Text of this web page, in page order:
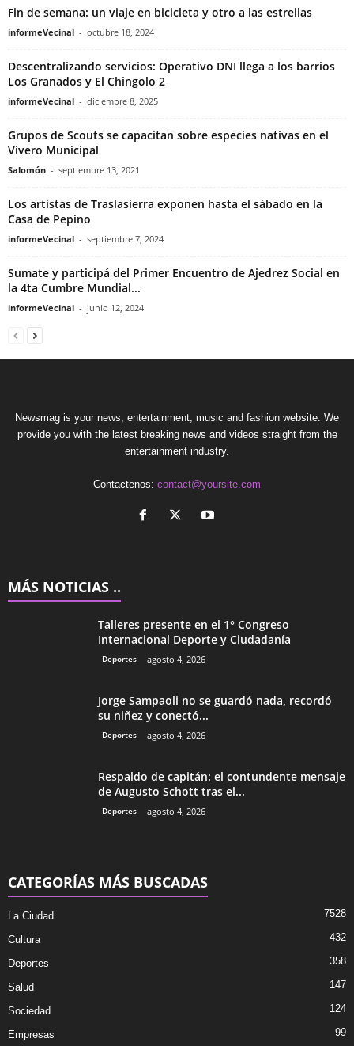
Fin de semana: un viaje en bicicleta y otro a las estrellas
informeVecinal - octubre 18, 2024
Descentralizando servicios: Operativo DNI llega a los barrios
Los Granados y El Chingolo 2
informeVecinal - diciembre 8, 2025
Grupos de Scouts se capacitan sobre especies nativas en el
Vivero Municipal
Salomón - septiembre 13, 2021
Los artistas de Traslasierra exponen hasta el sábado en la
Casa de Pepino
informeVecinal - septiembre 7, 2024
Sumate y participá del Primer Encuentro de Ajedrez Social en
la 4ta Cumbre Mundial...
informeVecinal - junio 12, 2024
Newsmag is your news, entertainment, music and fashion website. We
provide you with the latest breaking news and videos straight from the
entertainment industry.
Contactenos: contact@yoursite.com
MÁS NOTICIAS ..
Talleres presente en el 1° Congreso
Internacional Deporte y Ciudadanía
Deportes agosto 4, 2026
Jorge Sampaoli no se guardó nada, recordó
su niñez y conectó...
Deportes agosto 4, 2026
Respaldo de capitán: el contundente mensaje
de Augusto Schott tras el...
Deportes agosto 4, 2026
CATEGORÍAS MÁS BUSCADAS
La Ciudad 7528
Cultura 432
Deportes 358
Salud 147
Sociedad 124
Empresas 99